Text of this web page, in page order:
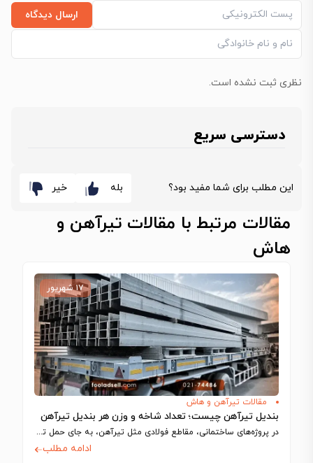
ارسال دیدگاه
نظری ثبت نشده است.
دسترسی سریع
این مطلب برای شما مفید بود؟ بله خیر
مقالات مرتبط با مقالات تیرآهن و
هاش
۱۷ شهریور
مقالات تیرآهن و هاش
بندیل تیرآهن چیست؛ تعداد شاخه و وزن هر بندیل تیرآهن
در پروژه‌های ساختمانی، مقاطع فولادی مثل تیرآهن، به‌ جای حمل تکی، معمولا در بسته‌هایی…
ادامه مطلب